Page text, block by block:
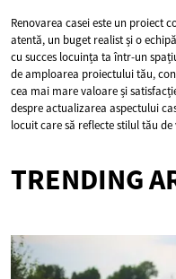
Renovarea casei este un proiect
atentă, un buget realist și o
cu succes locuința ta într-un
de amploarea proiectului tău,
cea mai mare valoare și
despre actualizarea aspectului
locuit care să reflecte stilul tău
TRENDING